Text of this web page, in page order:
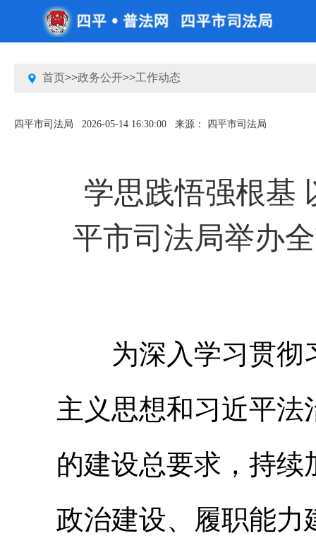
首页>>政务公开>>工作动态
四平市司法局 2026-05-14 16:30:00 来源： 四平市司法局
学思践悟强根
平市司法局举办
为深入学习贯彻
主义思想和习近平
的建设总要求，持
政治建设、履职能力